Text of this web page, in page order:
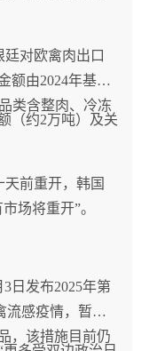
廷对欧禽肉出口
额由2024年基准
类含整肉、冷冻
（约2万吨）及关
前重开，韩国
场将重开”。
日发布2025年第
流感疫情，暂停
，该措施目前仍